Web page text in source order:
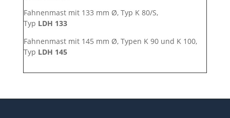
Fahnenmast mit 133 mm Ø, Typ K 80/S,
Typ LDH 133
Fahnenmast mit 145 mm Ø, Typen K 90 und K 100,
Typ LDH 145